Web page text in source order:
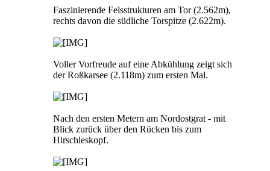
Faszinierende Felsstrukturen am Tor (2.562m),
rechts davon die südliche Torspitze (2.622m).
Voller Vorfreude auf eine Abkühlung zeigt sich
der Roßkarsee (2.118m) zum ersten Mal.
Nach den ersten Metern am Nordostgrat - mit
Blick zurück über den Rücken bis zum
Hirschleskopf.